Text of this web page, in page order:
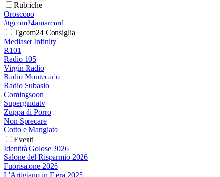
Rubriche
Oroscopo
#tgcom24amarcord
Tgcom24 Consiglia
Mediaset Infinity
R101
Radio 105
Virgin Radio
Radio Montecarlo
Radio Subasio
Comingsoon
Superguidatv
Zuppa di Porro
Non Sprecare
Cotto e Mangiato
Eventi
Identità Golose 2026
Salone del Risparmio 2026
Fuorisalone 2026
L'Artigiano in Fiera 2025